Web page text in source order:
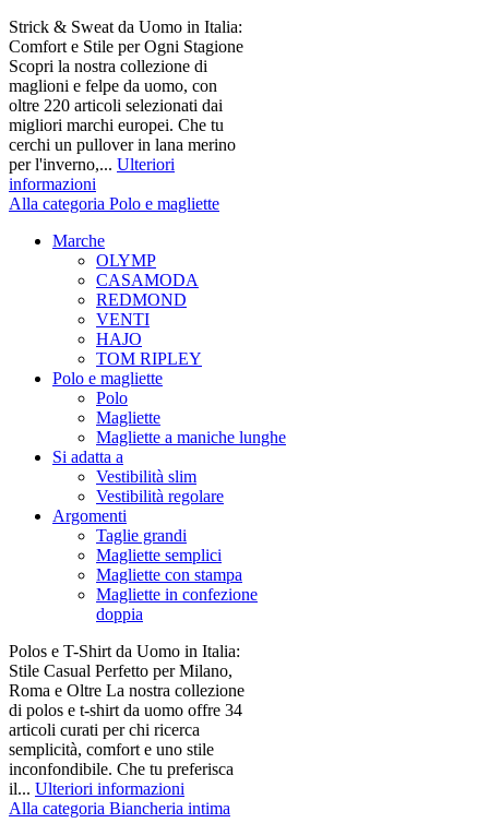
Strick & Sweat da Uomo in Italia:
Comfort e Stile per Ogni Stagione
Scopri la nostra collezione di
maglioni e felpe da uomo, con
oltre 220 articoli selezionati dai
migliori marchi europei. Che tu
cerchi un pullover in lana merino
per l'inverno,... Ulteriori
informazioni
Alla categoria Polo e magliette
Marche
OLYMP
CASAMODA
REDMOND
VENTI
HAJO
TOM RIPLEY
Polo e magliette
Polo
Magliette
Magliette a maniche lunghe
Si adatta a
Vestibilità slim
Vestibilità regolare
Argomenti
Taglie grandi
Magliette semplici
Magliette con stampa
Magliette in confezione
doppia
Polos e T-Shirt da Uomo in Italia:
Stile Casual Perfetto per Milano,
Roma e Oltre La nostra collezione
di polos e t-shirt da uomo offre 34
articoli curati per chi ricerca
semplicità, comfort e uno stile
inconfondibile. Che tu preferisca
il... Ulteriori informazioni
Alla categoria Biancheria intima